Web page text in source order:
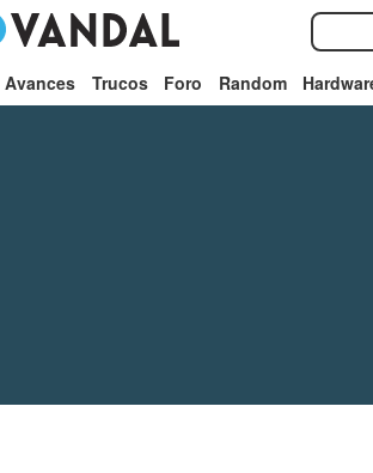
Avances Trucos Foro Random